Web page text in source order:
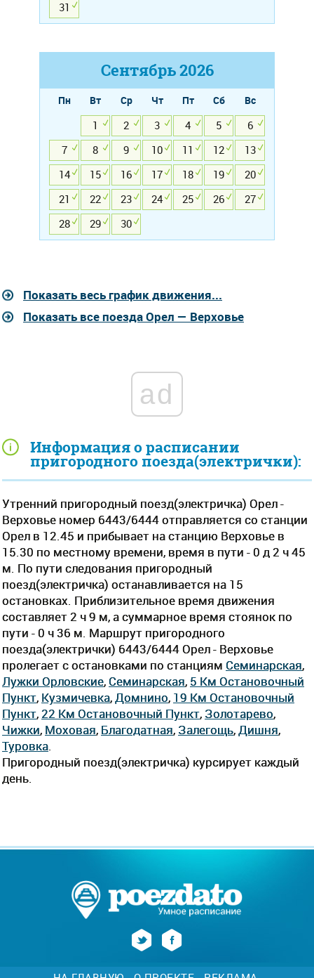
Информация о расписании
пригородного поезда(электрички):
Утренний пригородный поезд(электричка) Орел -
Верховье номер 6443/6444 отправляется со станции
Орел в 12.45 и прибывает на станцию Верховье в
15.30 по местному времени, время в пути - 0 д 2 ч 45
м. По пути следования пригородный
поезд(электричка) останавливается на 15
остановках. Приблизительное время движения
составляет 2 ч 9 м, а суммарное время стоянок по
пути - 0 ч 36 м. Маршрут пригородного
поезда(электрички) 6443/6444 Орел - Верховье
пролегает c остановками по станциям Семинарская,
Лужки Орловские, Семинарская, 5 Км Остановочный
Пункт, Кузмичевка, Домнино, 19 Км Остановочный
Пункт,22 Км Остановочный Пункт, Золотарево,
Чижки, Моховая, Благодатная, Залегощь, Дишня,
Туровка
Пригородный поезд(электричка) курсирует каждый
день.
31
Сентябрь2026
Пн Вт Ср Чт Пт Сб
Вс
1
2 3 4 5
6
7
8 9 10 11 12
13
14
15 16 17 18 19
20
21
22 23 24 25 26
27
28
29 30
Показать весь график движения...
Показать все поезда Орел — Верховье
ad